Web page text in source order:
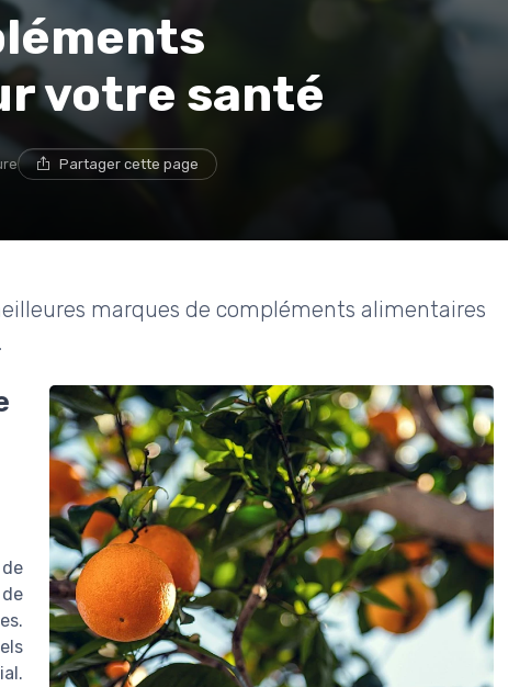
votre santé
Partager cette page
marques de compléments alimentaires